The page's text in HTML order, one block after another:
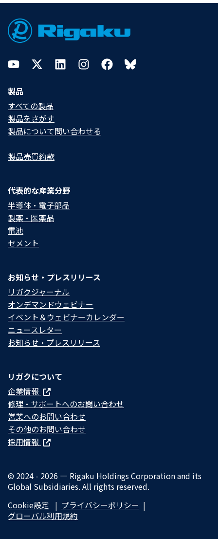
Footer
YouTubeTwitterLinkedInInstagramFacebookBluesky
製品
すべての製品
製品をさがす
製品について問い合わせる​
製品売買約款
代表的な産業分野
半導体・電子部品
製薬・医薬品
電池
セメント
お知らせ・プレスリリース
リガクジャーナル
オンデマンドウェビナー
イベント＆ウェビナーカレンダー
ニュースレター
お知らせ・プレスリリース
リガクについて
企業情報
修理・サポートへのお問い合わせ
営業へのお問い合わせ
その他のお問い合わせ
採用情報
© 2024 - 2026 — Rigaku Holdings Corporation and its
Global Subsidiaries. All rights reserved.
Cookie設定
プライバシーポリシー​
グローバル利用規約